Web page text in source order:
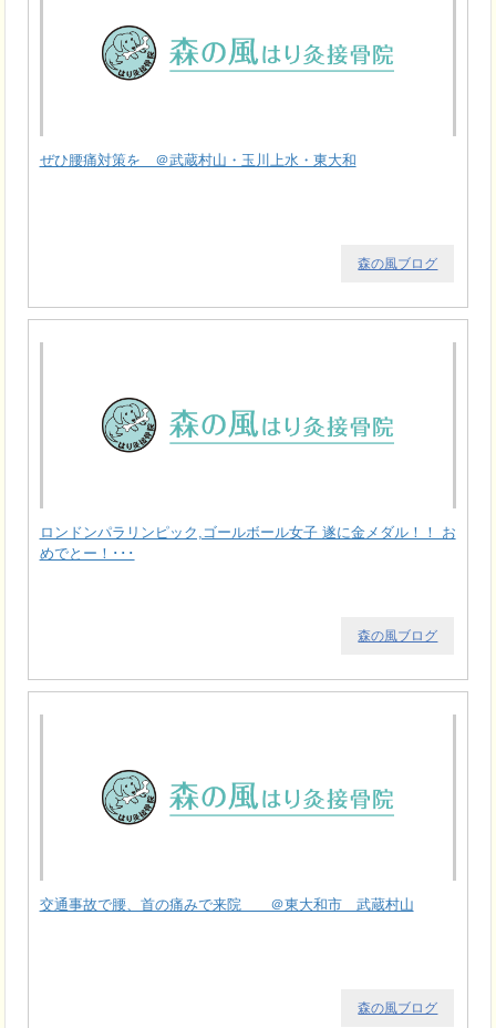
ぜひ腰痛対策を ＠武蔵村山・玉川上水・東大和
森の風ブログ
ロンドンパラリンピック,ゴールボール女子 遂に金メダル！！ お
めでとー！･･･
森の風ブログ
交通事故で腰、首の痛みで来院 ＠東大和市 武蔵村山
森の風ブログ